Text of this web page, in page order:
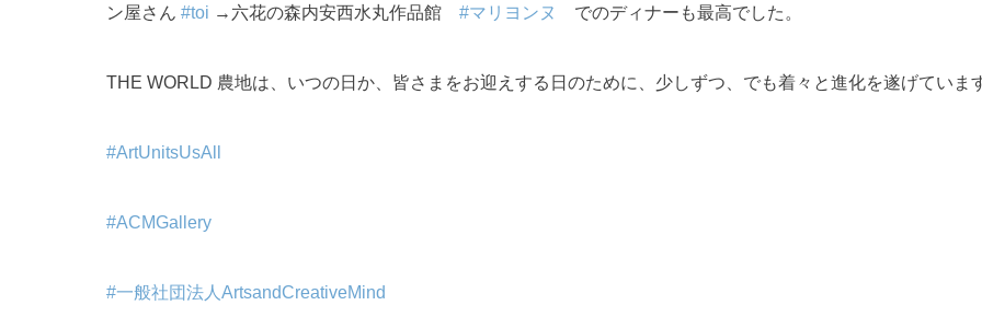
ン屋さん #toi →六花の森内安西水丸作品館 #マリヨンヌ でのディナーも最高でした。
THE WORLD 農地は、いつの日か、皆さまをお迎えする日のために、少しずつ、でも着々と進化を遂げていま
#ArtUnitsUsAll
#ACMGallery
#一般社団法人ArtsandCreativeMind